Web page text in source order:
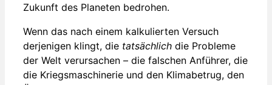
Zukunft des Planeten bedrohen.
Wenn das nach einem kalkulierten Versuch
derjenigen klingt, die tatsächlich die Probleme
der Welt verursachen – die falschen Anführer, die
die Kriegsmaschinerie und den Klimabetrug, den